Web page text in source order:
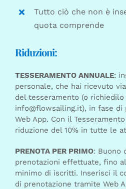
Tutto ciò che non è
quota comprende
Riduzioni:
TESSERAMENTO ANNUALE:
personale, che hai ricevuto
del tesseramento (o richiedilo
info@flowsailing.it), in fase
Web App. Con il
riduzione del 10% in tutte le
PRENOTA PER PRIMO: Buono
prenotazioni effettuate, fino
minimo di iscritti. Inserisci il
di prenotazione tramite Web